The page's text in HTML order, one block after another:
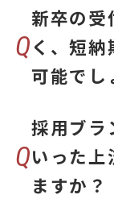
Q
新卒の受
く、短納
可能でし
Q
採用ブラ
いった上
ますか？